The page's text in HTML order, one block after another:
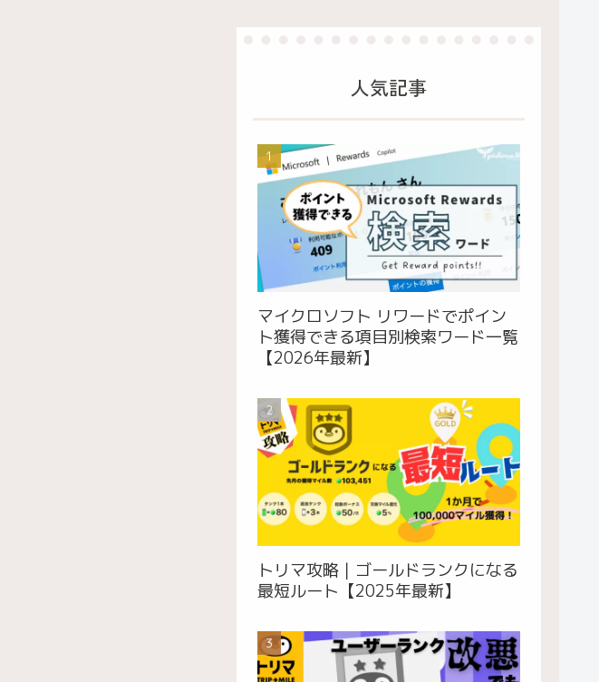
人気記事
マイクロソフト リワードでポイン
ト獲得できる項目別検索ワード一覧
【2026年最新】
トリマ攻略｜ゴールドランクになる
最短ルート【2025年最新】